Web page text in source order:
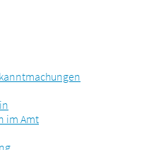
im Amt